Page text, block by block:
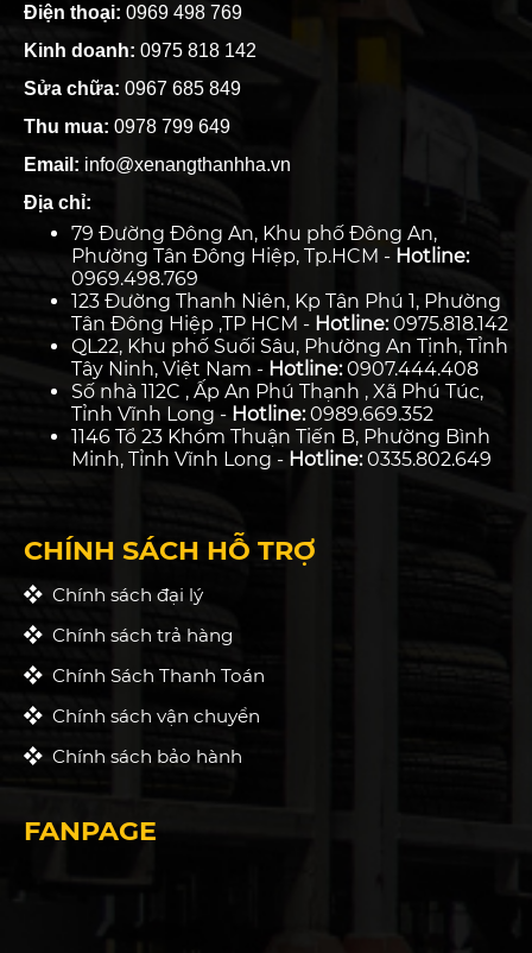
Điện thoại: 0969 498 769
Kinh doanh: 0975 818 142
Sửa chữa: 0967 685 849
Thu mua: 0978 799 649
Email: info@xenangthanhha.vn
Địa chỉ:
79 Đường Đông An, Khu phố Đông An,
Phường Tân Đông Hiệp, Tp.HCM - Hotline:
0969.498.769
123 Đường Thanh Niên, Kp Tân Phú 1, Phường
Tân Đông Hiệp ,TP HCM - Hotline:0975.818.142
QL22, Khu phố Suối Sâu, Phường An Tịnh, Tỉnh
Tây Ninh, Việt Nam - Hotline:0907.444.408
Số nhà 112C , Ấp An Phú Thạnh , Xã Phú Túc,
Tỉnh Vĩnh Long - Hotline:0989.669.352
1146 Tổ 23 Khóm Thuận Tiến B, Phường Bình
Minh, Tỉnh Vĩnh Long - Hotline:0335.802.649
CHÍNH SÁCH HỖ TRỢ
Chính sách đại lý
Chính sách trả hàng
Chính Sách Thanh Toán
Chính sách vận chuyển
Chính sách bảo hành
FANPAGE